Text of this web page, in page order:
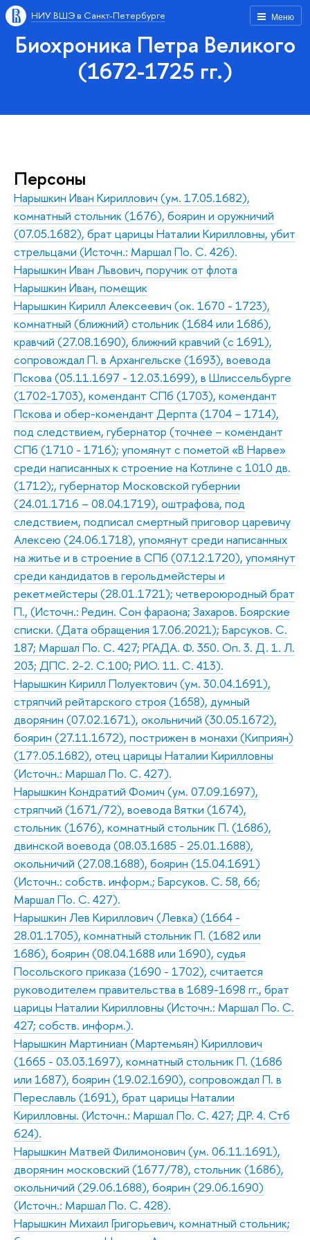
Меню
НИУ ВШЭ в Санкт-Петербурге
Биохроника Петра Великого
(1672-1725 гг.)
Персоны
Нарышкин Иван Кириллович (ум. 17.05.1682),
комнатный стольник (1676), боярин и оружничий
(07.05.1682), брат царицы Наталии Кирилловны, убит
стрельцами (Источн.: Маршал По. С. 426).
Нарышкин Иван Львович, поручик от флота
Нарышкин Иван, помещик
Нарышкин Кирилл Алексеевич (ок. 1670 - 1723),
комнатный (ближний) стольник (1684 или 1686),
кравчий (27.08.1690), ближний кравчий (с 1691),
сопровождал П. в Архангельске (1693), воевода
Пскова (05.11.1697 - 12.03.1699), в Шлиссельбурге
(1702-1703), комендант СПб (1703), комендант
Пскова и обер-комендант Дерпта (1704 – 1714),
под следствием, губернатор (точнее – комендант
СПб (1710 - 1716); упомянут с пометой «В Нарве»
среди написанных к строение на Котлине с 1010 дв.
(1712);, губернатор Московской губернии
(24.01.1716 – 08.04.1719), оштрафова, под
следствием, подписал смертный приговор царевичу
Алексею (24.06.1718), упомянут среди написанных
на житье и в строение в СПб (07.12.1720), упомянут
среди кандидатов в герольдмейстеры и
рекетмейстеры (28.01.1721); четвероюродный брат
П., (Источн.: Редин. Сон фараона; Захаров. Боярские
списки. (Дата обращения 17.06.2021); Барсуков. С.
187; Маршал По. С. 427; РГАДА. Ф. 350. Оп. 3. Д. 1. Л.
203; ДПС. 2-2. С.100; РИО. 11. С. 413).
Нарышкин Кирилл Полуектович (ум. 30.04.1691),
стряпчий рейтарского строя (1658), думный
дворянин (07.02.1671), окольничий (30.05.1672),
боярин (27.11.1672), пострижен в монахи (Киприян)
(17?.05.1682), отец царицы Наталии Кирилловны
(Источн.: Маршал По. С. 427).
Нарышкин Кондратий Фомич (ум. 07.09.1697),
стряпчий (1671/72), воевода Вятки (1674),
стольник (1676), комнатный стольник П. (1686),
двинской воевода (08.03.1685 - 25.01.1688),
окольничий (27.08.1688), боярин (15.04.1691)
(Источн.: собств. информ.; Барсуков. С. 58, 66;
Маршал По. С. 427).
Нарышкин Лев Кириллович (Левка) (1664 -
28.01.1705), комнатный стольник П. (1682 или
1686), боярин (08.04.1688 или 1690), судья
Посольского приказа (1690 - 1702), считается
руководителем правительства в 1689-1698 гг., брат
царицы Наталии Кирилловны (Источн.: Маршал По. С.
427; собств. информ.).
Нарышкин Мартиниан (Мартемьян) Кириллович
(1665 - 03.03.1697), комнатный стольник П. (1686
или 1687), боярин (19.02.1690), сопровождал П. в
Переславль (1691), брат царицы Наталии
Кирилловны. (Источн.: Маршал По. С. 427; ДР. 4. Стб
624).
Нарышкин Матвей Филимонович (ум. 06.11.1691),
дворянин московский (1677/78), стольник (1686),
окольничий (29.06.1688), боярин (29.06.1690)
(Источн.: Маршал По. С. 428).
Нарышкин Михаил Григорьевич, комнатный стольник;